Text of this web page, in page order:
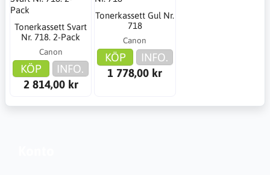
Tonerkassett Svart
Nr. 718. 2-Pack
Canon
KÖP
INFO.
2 814,00 kr
Tonerkassett Gul Nr.
718
Canon
KÖP
INFO.
1 778,00 kr